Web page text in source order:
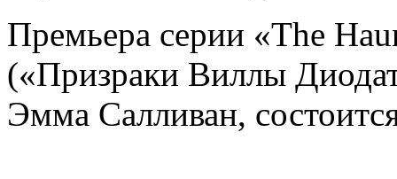
Премьера серии «The
(«Призраки Виллы
Эмма Салливан,